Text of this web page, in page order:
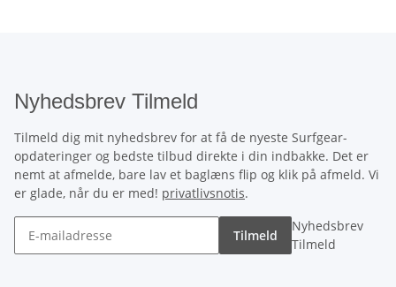
Nyhedsbrev Tilmeld
Tilmeld dig mit nyhedsbrev for at få de nyeste Surfgear-
opdateringer og bedste tilbud direkte i din indbakke. Det er
nemt at afmelde, bare lav et baglæns flip og klik på afmeld. Vi
er glade, når du er med! privatlivsnotis.
Tilmeld
Nyhedsbrev
Tilmeld